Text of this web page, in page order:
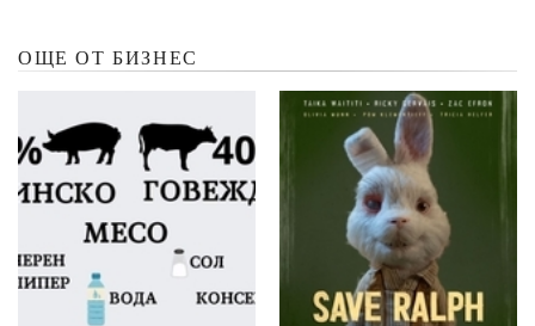
ОЩЕ ОТ БИЗНЕС